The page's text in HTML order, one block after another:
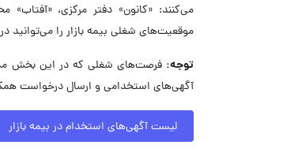
می‌کنند: «کانون» دفتر مرکزی،
موقعیت‌های شغلی بیمه بازار را می‌توانید
توجه: فرصت‌های شغلی که در این بخش
آگهی‌های استخدامی و ارسال درخواست
لیست آگهی‌های استخدام در بیمه بازار